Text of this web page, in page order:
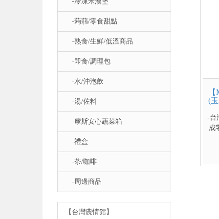
-蒟蒻/零食甜點
-熟食/生鮮/低溫商品
-即食/調理包
-水/沖泡飲
-湯/佐料
-摩斯安心蔬菜箱
-禮盒
-茶/咖啡
-周邊商品
【台灣農情館】
(
-台
成